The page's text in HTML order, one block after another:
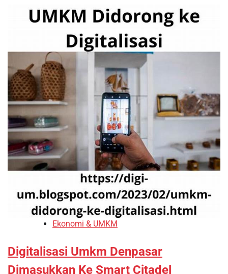
Ekonomi & UMKM
Digitalisasi Umkm Denpasar
Dimasukkan Ke Smart Citadel